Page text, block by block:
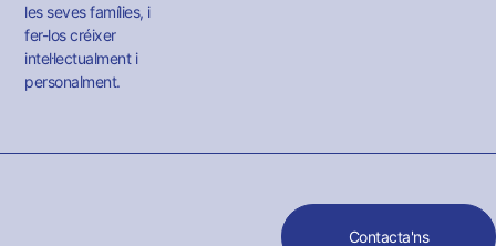
les seves famílies, i
fer-los créixer
intel·lectualment i
personalment.
Contacta'ns